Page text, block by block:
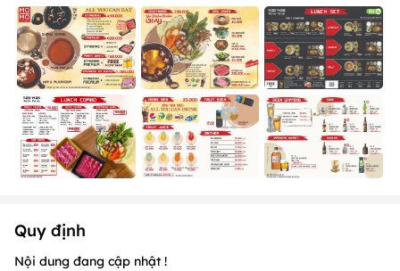
Quy định
Nội dung đang cập nhật !